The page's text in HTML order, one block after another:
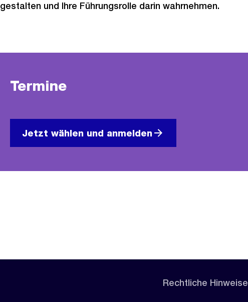
gestalten und Ihre Führungsrolle darin wahrnehmen.
Termine
Jetzt wählen und anmelden
Rechtliche Hinweise